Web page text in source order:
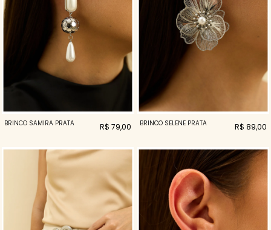
BRINCO SAMIRA PRATA R$ 79,00 BRINCO SELENE PRATA R$ 89,00